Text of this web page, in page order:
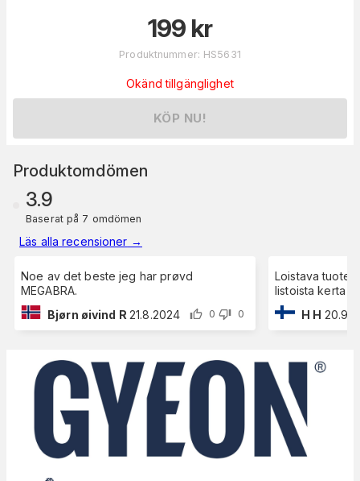
199 kr
Produktnummer: HS5631
Okänd tillgänglighet
KÖP NU!
Produktomdömen
3.9
Baserat på 7 omdömen
Läs alla recensioner →
Noe av det beste jeg har prøvd
MEGABRA.
Bjørn øivind R 21.8.2024 0 0
Loistava tuote,
listoista kerta
H H